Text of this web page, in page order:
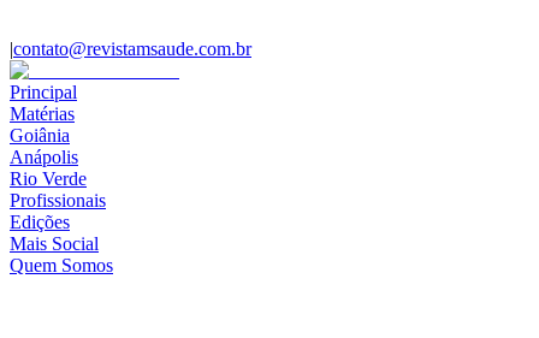
|contato@revistamsaude.com.br
Principal
Matérias
Goiânia
Anápolis
Rio Verde
Profissionais
Edições
Mais Social
Quem Somos